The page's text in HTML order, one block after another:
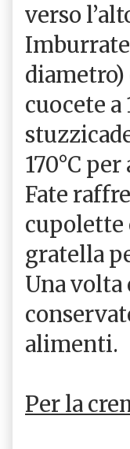
verso
cuocete a
170°C
Fate
cupolette
gratella
Una volta
alimenti.
Per la